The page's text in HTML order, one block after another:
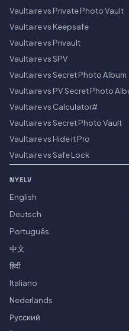
Vaultaire vs Private Photo Vault
Vaultaire vs Keepsafe
Vaultaire vs Privault
Vaultaire vs SPV
Vaultaire vs Secret Photo Album
Vaultaire vs PV Secret Photo
Vaultaire vs Calculator#
Vaultaire vs Secret Photo Vault
Vaultaire vs Hide it Pro
Vaultaire vs Safe Lock
NYELV
English
Deutsch
Português
中文
हिंदी
Italiano
Nederlands
Русский